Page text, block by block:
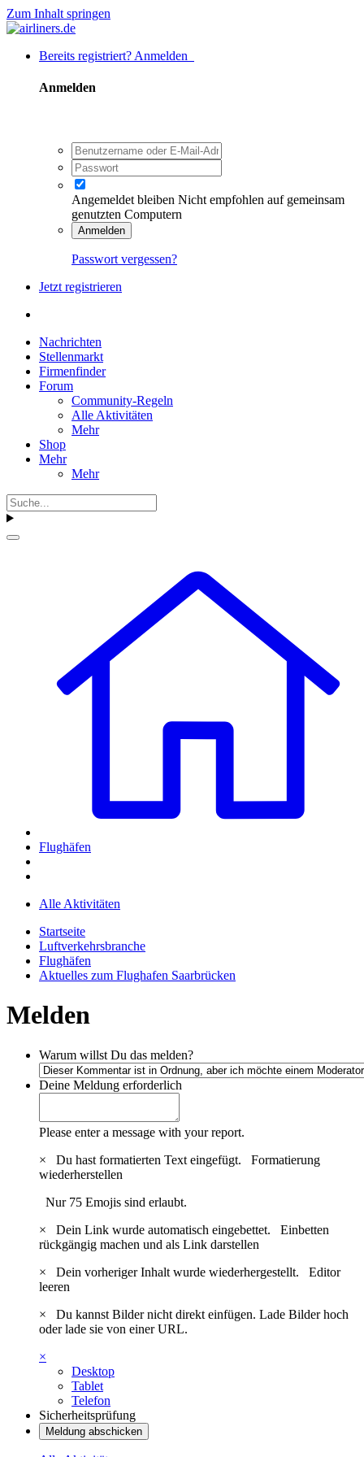
Zum Inhalt springen
Bereits registriert? Anmelden
Anmelden
Angemeldet bleiben Nicht empfohlen auf gemeinsam
genutzten Computern
Anmelden
Passwort vergessen?
Jetzt registrieren
Nachrichten
Stellenmarkt
Firmenfinder
Forum
Community-Regeln
Alle Aktivitäten
Mehr
Shop
Mehr
Mehr
Flughäfen
Alle Aktivitäten
Startseite
Luftverkehrsbranche
Flughäfen
Aktuelles zum Flughafen Saarbrücken
Melden
Warum willst Du das melden?
Deine Meldung erforderlich
Please enter a message with your report.
×
Du hast formatierten Text eingefügt. Formatierung
wiederherstellen
Nur 75 Emojis sind erlaubt.
×
Dein Link wurde automatisch eingebettet. Einbetten
rückgängig machen und als Link darstellen
×
Dein vorheriger Inhalt wurde wiederhergestellt. Editor
leeren
×
Du kannst Bilder nicht direkt einfügen. Lade Bilder hoch
oder lade sie von einer URL.
×
Desktop
Tablet
Telefon
Sicherheitsprüfung
Meldung abschicken